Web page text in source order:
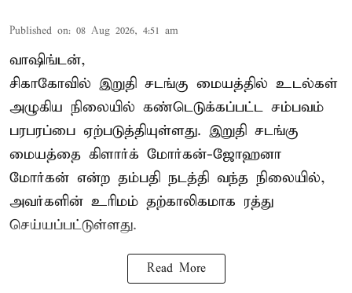
Published on: 08 Aug 2026, 4:51 am
வாஷிங்டன்,
சிகாகோவில் இறுதி சடங்கு மையத்தில் உடல்கள்
அழுகிய நிலையில் கண்டெடுக்கப்பட்ட சம்பவம்
பரபரப்பை ஏற்படுத்தியுள்ளது. இறுதி சடங்கு
மையத்தை கிளார்க் மோர்கன்-ஜோஹனா
மோர்கன் என்ற தம்பதி நடத்தி வந்த நிலையில்,
அவர்களின் உரிமம் தற்காலிகமாக ரத்து
செய்யப்பட்டுள்ளது.
Read More